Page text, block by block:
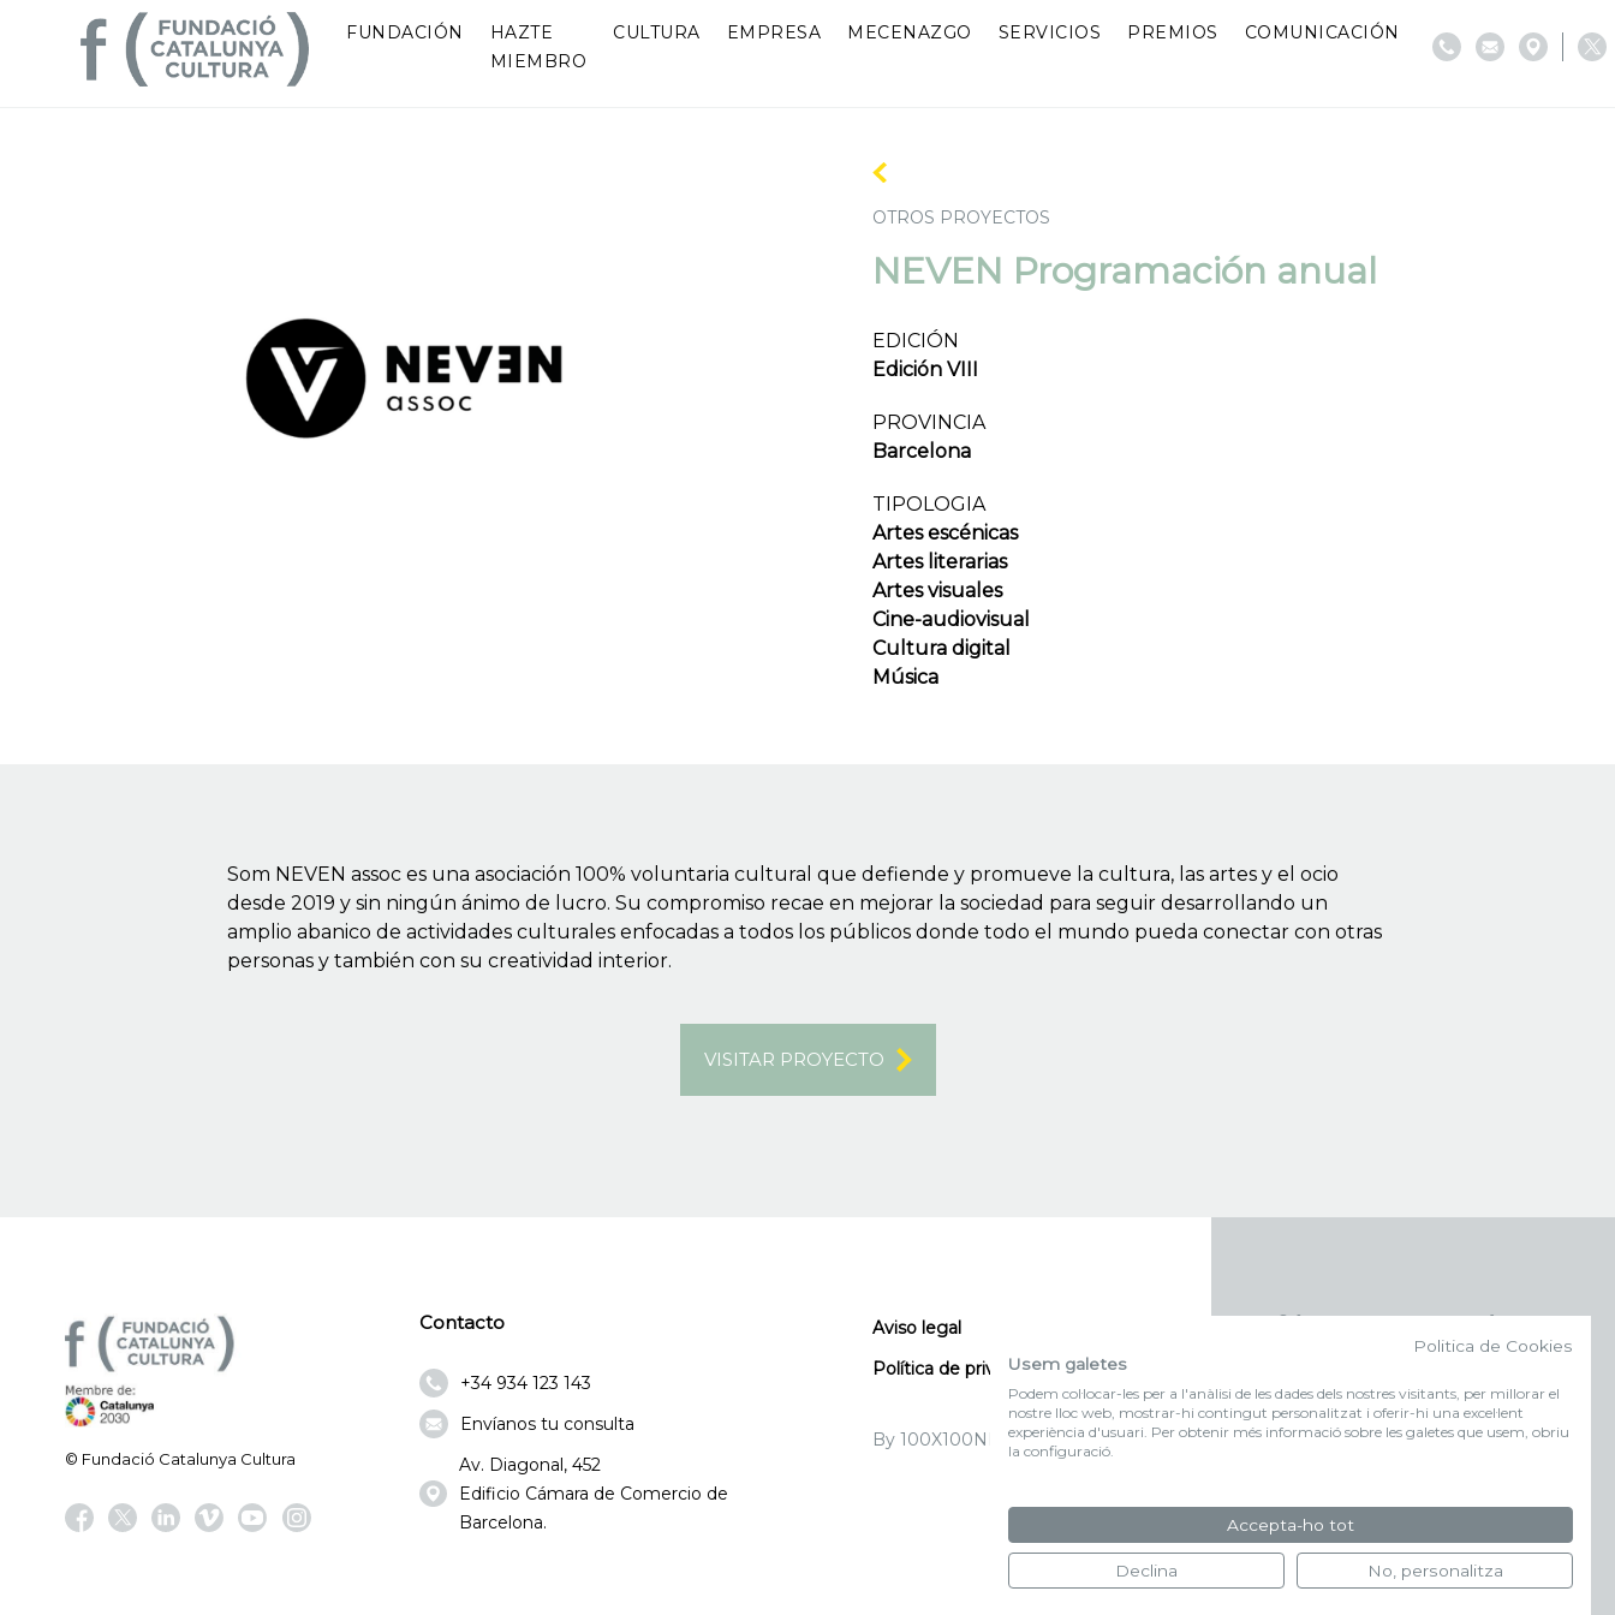
FUNDACIÓN
HAZTE
MIEMBRO
CULTURA EMPRESA MECENAZGO SERVICIOS PREMIOS COMUNICACIÓN
OTROS PROYECTOS
NEVEN Programación anual
EDICIÓN
Edición VIII
PROVINCIA
Barcelona
TIPOLOGIA
Artes escénicas
Artes literarias
Artes visuales
Cine-audiovisual
Cultura digital
Música
Som NEVEN assoc es una asociación 100% voluntaria cultural que defiende y promueve la cultura, las artes y el ocio
desde 2019 y sin ningún ánimo de lucro. Su compromiso recae en mejorar la sociedad para seguir desarrollando un
amplio abanico de actividades culturales enfocadas a todos los públicos donde todo el mundo pueda conectar con otras
personas y también con su creatividad interior.
VISITAR PROYECTO
© Fundació Catalunya Cultura
Contacto
+34 934 123 143
Envíanos tu consulta
Av. Diagonal, 452
Edificio Cámara de Comercio de
Barcelona.
Aviso legal
Política de privacidad
By 100X100NET
FORMULARIO DE
Politica de Cookies
Usem galetes
Podem col·locar-les per a l'anàlisi de les dades dels nostres visitants, per millorar el
nostre lloc web, mostrar-hi contingut personalitzat i oferir-hi una excel·lent
experiència d'usuari. Per obtenir més informació sobre les galetes que usem, obriu
la configuració.
Accepta-ho tot
Declina No, personalitza